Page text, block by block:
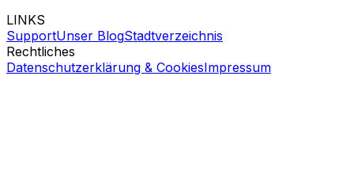
LINKS
SupportUnser BlogStadtverzeichnis
Rechtliches
Datenschutzerklärung & CookiesImpressum